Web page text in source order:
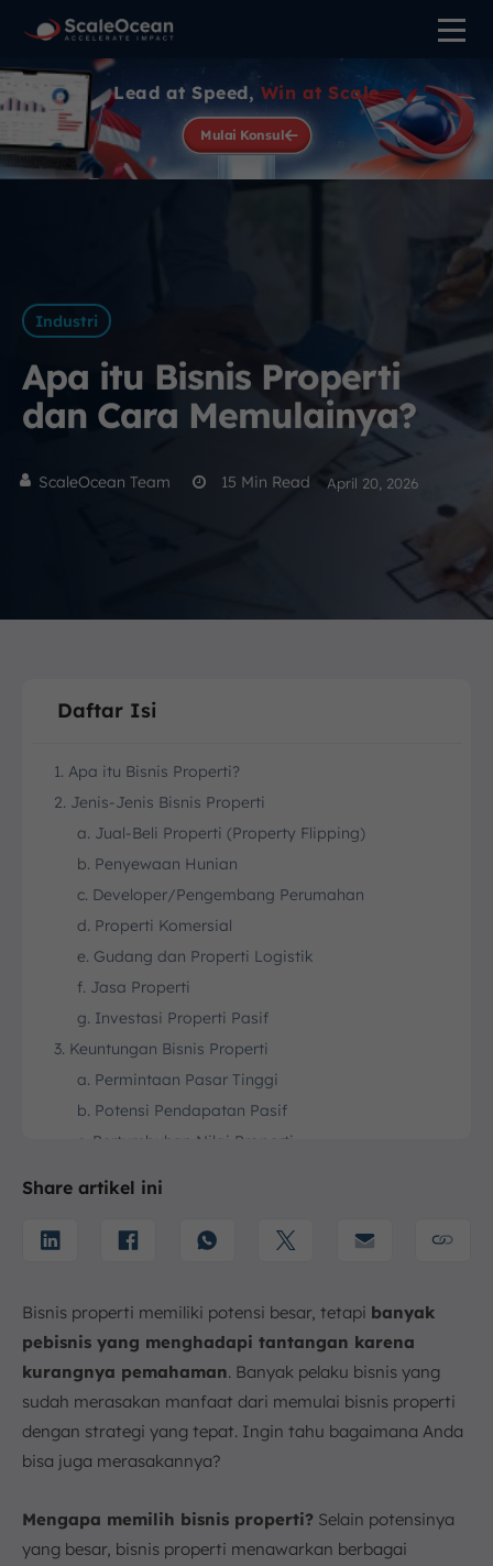
Lead at Speed, Win at Scale
Mulai Konsul
Industri
Apa itu Bisnis Properti
dan Cara Memulainya?
ScaleOcean Team 15 Min Read April 20, 2026
Daftar Isi
1. Apa itu Bisnis Properti?
2. Jenis-Jenis Bisnis Properti
a. Jual-Beli Properti (Property Flipping)
b. Penyewaan Hunian
c. Developer/Pengembang Perumahan
d. Properti Komersial
e. Gudang dan Properti Logistik
f. Jasa Properti
g. Investasi Properti Pasif
3. Keuntungan Bisnis Properti
a. Permintaan Pasar Tinggi
b. Potensi Pendapatan Pasif
c. Pertumbuhan Nilai Properti
f. Terhindar dari Inflasi
4. Cara Memulai Bisnis Properti
a. Tentukan Tujuan Bisnis (Flipping vs Investasi
Jangka Panjang)
b. Mulai dari Skala Kecil (Agen Properti atau
Properti Kecil)
c. Lakukan Riset Pasar dan Pahami Permintaan
e. Memanfaatkan Media Sosial dan Teknologi
untuk Promosi
Share artikel ini
Bisnis properti memiliki potensi besar, tetapi banyak
pebisnis yang menghadapi tantangan karena
kurangnya pemahaman. Banyak pelaku bisnis yang
sudah merasakan manfaat dari memulai bisnis properti
dengan strategi yang tepat. Ingin tahu bagaimana Anda
bisa juga merasakannya?
Mengapa memilih bisnis properti? Selain potensinya
yang besar, bisnis properti menawarkan berbagai